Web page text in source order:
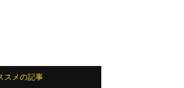
スメの記事